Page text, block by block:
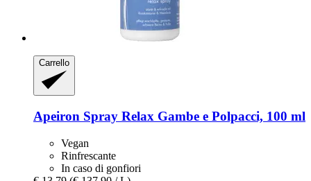
Carrello
Apeiron Spray Relax Gambe e Polpacci, 100 ml
Vegan
Rinfrescante
In caso di gonfiori